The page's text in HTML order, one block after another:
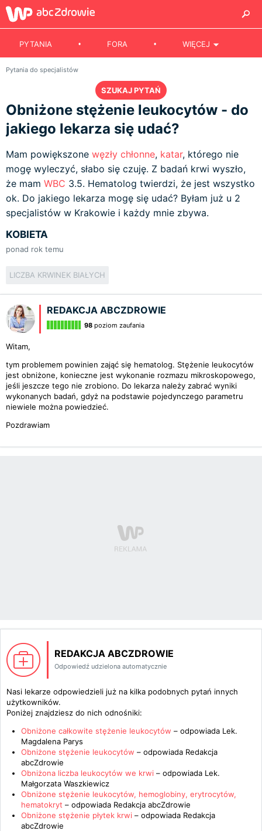
PYTANIA FORA WIĘCEJ
Pytania do specjalistów
SZUKAJ PYTAŃ
Obniżone stężenie leukocytów - do
jakiego lekarza się udać?
Mam powiększone węzły chłonne, katar, którego nie
mogę wyleczyć, słabo się czuję. Z badań krwi wyszło,
że mam WBC 3.5. Hematolog twierdzi, że jest wszystko
ok. Do jakiego lekarza mogę się udać? Byłam już u 2
specjalistów w Krakowie i każdy mnie zbywa.
KOBIETA
ponad rok temu
LICZBA KRWINEK BIAŁYCH
REDAKCJA ABCZDROWIE
98 poziom zaufania
Witam,
tym problemem powinien zająć się hematolog. Stężenie leukocytów
jest obniżone, konieczne jest wykonanie rozmazu mikroskopowego,
jeśli jeszcze tego nie zrobiono. Do lekarza należy zabrać wyniki
wykonanych badań, gdyż na podstawie pojedynczego parametru
niewiele można powiedzieć.
Pozdrawiam
REDAKCJA ABCZDROWIE
Odpowiedź udzielona automatycznie
Nasi lekarze odpowiedzieli już na kilka podobnych pytań innych
użytkowników.
Poniżej znajdziesz do nich odnośniki:
Obniżone całkowite stężenie leukocytów – odpowiada Lek.
Magdalena Parys
Obniżone stężenie leukocytów – odpowiada Redakcja
abcZdrowie
Obniżona liczba leukocytów we krwi – odpowiada Lek.
Małgorzata Waszkiewicz
Obniżone stężenie leukocytów, hemoglobiny, erytrocytów,
hematokryt – odpowiada Redakcja abcZdrowie
Obniżone stężenie płytek krwi – odpowiada Redakcja
abcZdrowie